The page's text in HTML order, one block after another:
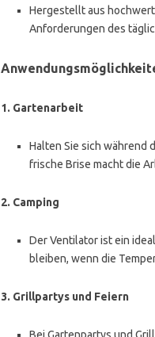
Hergestellt aus
Anforderungen des
1. Gartenarbeit
Halten Sie sich während
frische Brise macht die
2. Camping
Der Ventilator ist ein
bleiben, wenn die
3. Grillpartys und Feiern